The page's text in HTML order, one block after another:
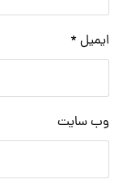
ایمیل *
وب‌ سایت